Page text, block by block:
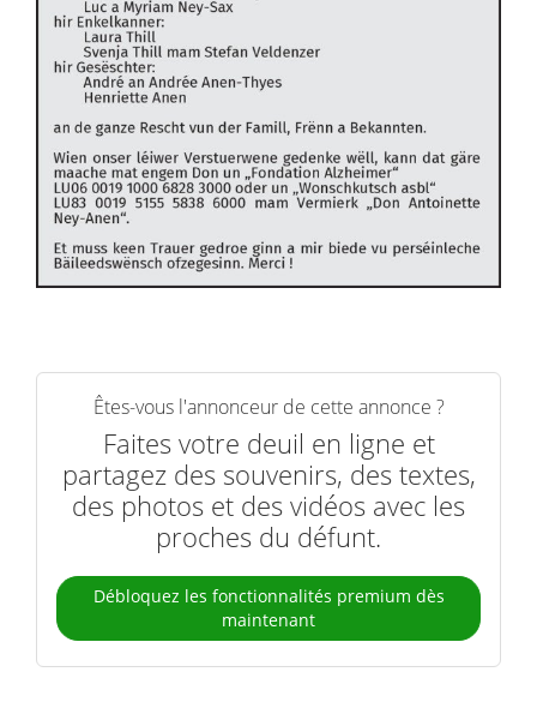
Êtes-vous l'annonceur de cette annonce ?
Faites votre deuil en ligne et
partagez des souvenirs, des textes,
des photos et des vidéos avec les
proches du défunt.
Débloquez les fonctionnalités premium dès
maintenant